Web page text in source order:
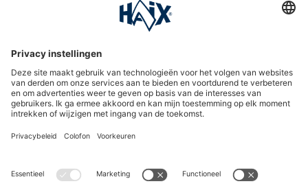
HAIX Group
Shop Service
Nieuwsbrief